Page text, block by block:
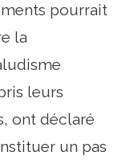
pourrait
la
leurs
ont déclaré
un pas